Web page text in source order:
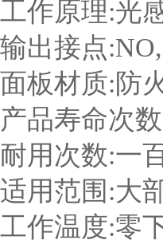
工作原理:光
输出接点
面板材质:防
产品寿命次
耐用次数:一
适用范围:大
工作温度:零